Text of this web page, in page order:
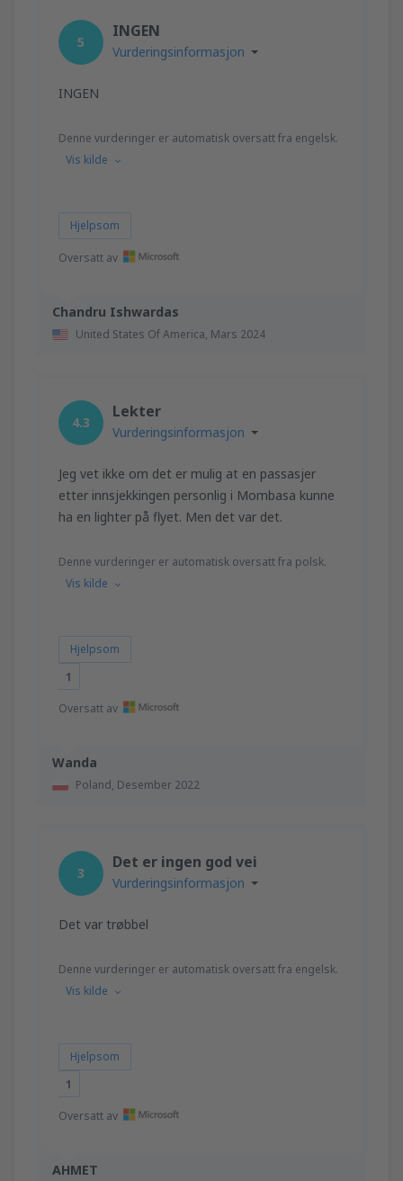
Chandru Ishwardas
United States Of America, Mars 2024
5
INGEN
Vurderingsinformasjon
INGEN
Denne vurderinger er automatisk oversatt fra engelsk.
Vis kilde
Hjelpsom
Oversatt av
Wanda
Poland, Desember 2022
4.3
Lekter
Vurderingsinformasjon
Jeg vet ikke om det er mulig at en passasjer
etter innsjekkingen personlig i Mombasa kunne
ha en lighter på flyet. Men det var det.
Denne vurderinger er automatisk oversatt fra polsk.
Vis kilde
Hjelpsom
1
Oversatt av
AHMET
3
Det er ingen god vei
Vurderingsinformasjon
Det var trøbbel
Denne vurderinger er automatisk oversatt fra engelsk.
Vis kilde
Hjelpsom
1
Oversatt av